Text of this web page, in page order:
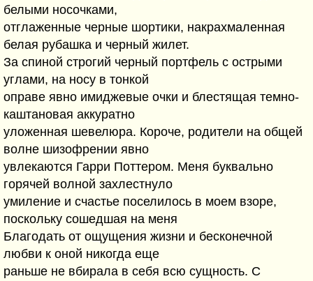
белыми носочками,
отглаженные черные шортики, накрахмаленная
белая рубашка и черный жилет.
За спиной строгий черный портфель с острыми
углами, на носу в тонкой
оправе явно имиджевые очки и блестящая темно-
каштановая аккуратно
уложенная шевелюра. Короче, родители на общей
волне шизофрении явно
увлекаются Гарри Поттером. Меня буквально
горячей волной захлестнуло
умиление и счастье поселилось в моем взоре,
поскольку сошедшая на меня
Благодать от ощущения жизни и бесконечной
любви к оной никогда еще
раньше не вбирала в себя всю сущность. С